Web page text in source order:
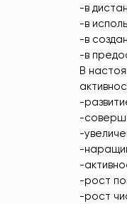
-в
-в
-в
-в
В
-
-
-
-
-
-рост
-рост